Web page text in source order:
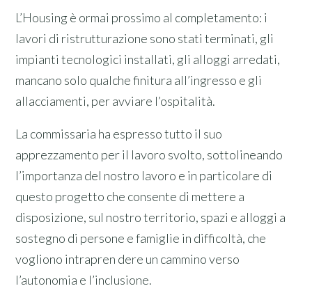
L’Housing è ormai prossimo al completamento: i
lavori di ristrutturazione sono stati terminati, gli
impianti tecnologici installati, gli alloggi arredati,
mancano solo qualche finitura all’ingresso e gli
allacciamenti, per avviare l’ospitalità.
La commissaria ha espresso tutto il suo
apprezzamento per il lavoro svolto, sottolineando
l’importanza del nostro lavoro e in particolare di
questo progetto che consente di mettere a
disposizione, sul nostro territorio, spazi e alloggi a
sostegno di persone e famiglie in difficoltà, che
vogliono intrapren dere un cammino verso
l’autonomia e l’inclusione.